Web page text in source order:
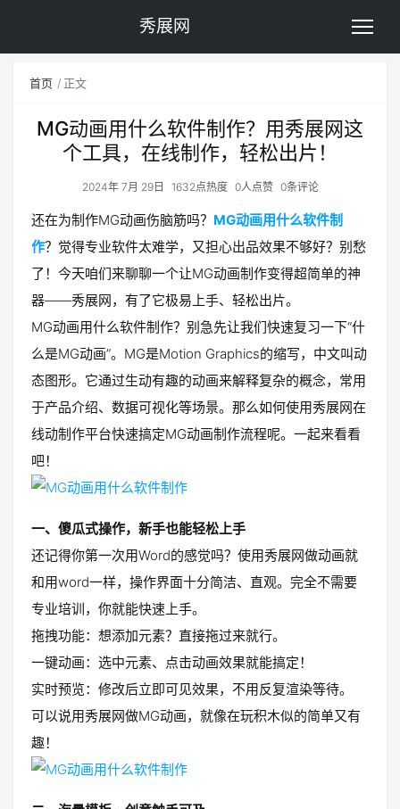
秀展网
首页 正文
MG动画用什么软件制作？用秀展网这
个工具，在线制作，轻松出片！
2024年 7月 29日 1632点热度 0人点赞 0条评论
还在为制作MG动画伤脑筋吗？ MG动画用什么软件制
作？觉得专业软件太难学，又担心出品效果不够好？别愁
了！今天咱们来聊聊一个让MG动画制作变得超简单的神
器——秀展网，有了它极易上手、轻松出片。
MG动画用什么软件制作？别急先让我们快速复习一下“什
么是MG动画”。MG是Motion Graphics的缩写，中文叫动
态图形。它通过生动有趣的动画来解释复杂的概念，常用
于产品介绍、数据可视化等场景。那么如何使用秀展网在
线动制作平台快速搞定MG动画制作流程呢。一起来看看
吧！
一、傻瓜式操作，新手也能轻松上手
还记得你第一次用Word的感觉吗？使用秀展网做动画就
和用word一样，操作界面十分简洁、直观。完全不需要
专业培训，你就能快速上手。
拖拽功能：想添加元素？直接拖过来就行。
一键动画：选中元素、点击动画效果就能搞定！
实时预览：修改后立即可见效果，不用反复渲染等待。
可以说用秀展网做MG动画，就像在玩积木似的简单又有
趣！